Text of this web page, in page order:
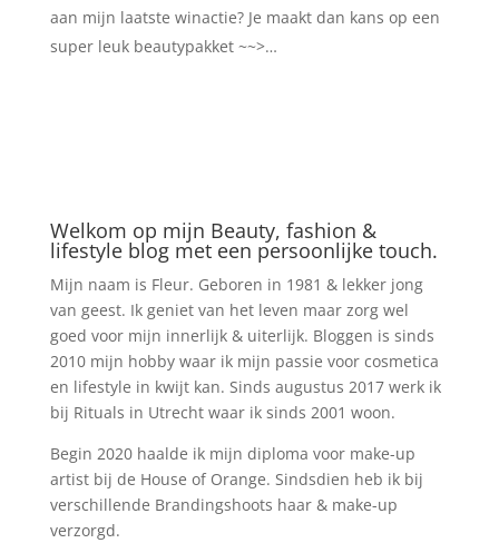
aan mijn laatste winactie? Je maakt dan kans op een
super leuk beautypakket ~~>…
Welkom op mijn Beauty, fashion &
lifestyle blog met een persoonlijke touch.
Mijn naam is Fleur. Geboren in 1981 & lekker jong
van geest. Ik geniet van het leven maar zorg wel
goed voor mijn innerlijk & uiterlijk. Bloggen is sinds
2010 mijn hobby waar ik mijn passie voor cosmetica
en lifestyle in kwijt kan. Sinds augustus 2017 werk ik
bij Rituals in Utrecht waar ik sinds 2001 woon.
Begin 2020 haalde ik mijn diploma voor make-up
artist bij de House of Orange. Sindsdien heb ik bij
verschillende Brandingshoots haar & make-up
verzorgd.